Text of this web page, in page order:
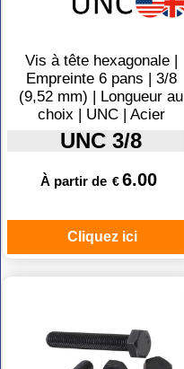
Vis à tête hexagonale |
Empreinte 6 pans | 3/8
(9,52 mm) | Longueur au
choix | UNC | Acier
UNC 3/8
À partir de € 6.00
Cliquez ici